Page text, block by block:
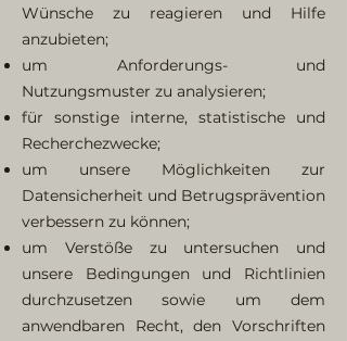
Wünsche zu reagieren und Hilfe
anzubieten;
um Anforderungs- und
Nutzungsmuster zu analysieren;
für sonstige interne, statistische und
Recherchezwecke;
um unsere Möglichkeiten zur
Datensicherheit und Betrugsprävention
verbessern zu können;
um Verstöße zu untersuchen und
unsere Bedingungen und Richtlinien
durchzusetzen sowie um dem
anwendbaren Recht, den Vorschriften